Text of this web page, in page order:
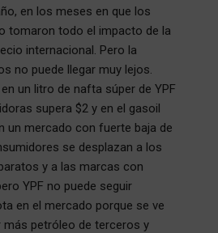
en los meses en que los
tomaron todo el impacto de la
internacional. Pero la
no puede llegar muy lejos.
un litro de nafta súper de YPF
supera $2 y en el gasoil
un mercado con fuerte baja de
se desplazan a los
y a las marcas con
YPF no puede seguir
en el mercado porque se ve
más petróleo de terceros y